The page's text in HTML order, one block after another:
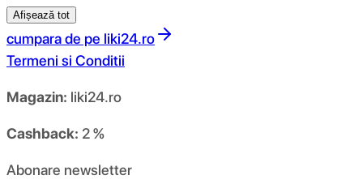
Afișează tot
cumpara de pe liki24.ro
Termeni si Conditii
Magazin: liki24.ro
Cashback: 2 %
Abonare newsletter